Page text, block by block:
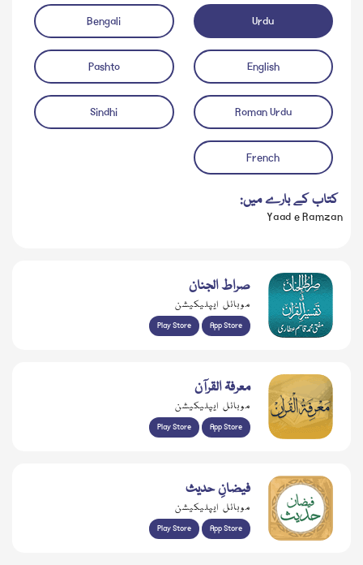
ڈاؤن لوڈ کریں آڈیو چلائیں
Urdu
Bengali
English
Pashto
Roman Urdu
Sindhi
French
کتاب کے بارے میں:
Yaad e Ramzan
صراط الجنان
موبائل ایپلیکیشن
Play Store App Store
معرفۃ القرآن
موبائل ایپلیکیشن
Play Store App Store
فیضانِ حدیث
موبائل ایپلیکیشن
Play Store App Store